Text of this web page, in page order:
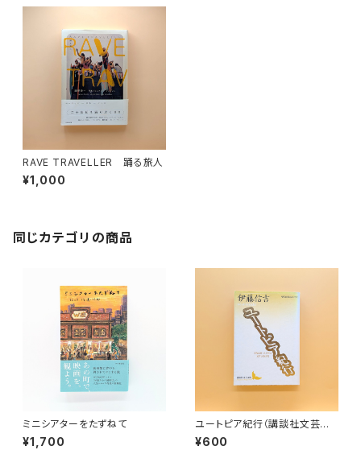
RAVE TRAVELLER 踊る旅人
¥1,000
同じカテゴリの商品
ミニシアターをたずねて
¥1,700
ユートピア紀行（講談社文芸文
庫）
¥600